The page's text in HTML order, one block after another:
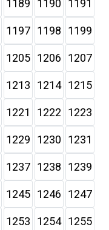
1189 1190 1191
1197 1198 1199
1205 1206 1207
1213 1214 1215
1221 1222 1223
1229 1230 1231
1237 1238 1239
1245 1246 1247
1253 1254 1255